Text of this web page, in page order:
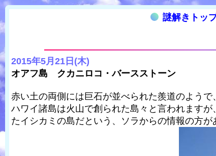
謎解きトッ
2015年5月21日(木)
オアフ島 クカニロコ・バースストーン
赤い土の両側には巨石が並べられた羨道のよう
ハワイ諸島は火山で創られた島々と言われます
たイシカミの島だという、ソラからの情報の方が